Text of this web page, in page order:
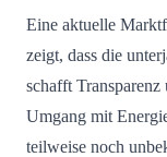
Eine aktuelle
zeigt, dass die
schafft
Umgang mit
teilweise noch